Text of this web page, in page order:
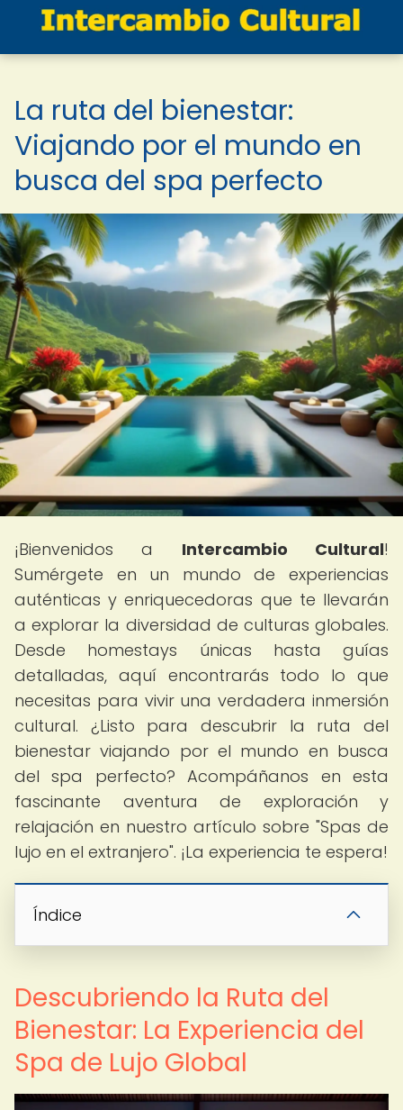
La ruta del bienestar:
Viajando por el mundo en
busca del spa perfecto
¡Bienvenidos a Intercambio Cultural!
Sumérgete en un mundo de experiencias
auténticas y enriquecedoras que te llevarán
a explorar la diversidad de culturas globales.
Desde homestays únicas hasta guías
detalladas, aquí encontrarás todo lo que
necesitas para vivir una verdadera inmersión
cultural. ¿Listo para descubrir la ruta del
bienestar viajando por el mundo en busca
del spa perfecto? Acompáñanos en esta
fascinante aventura de exploración y
relajación en nuestro artículo sobre "Spas de
lujo en el extranjero". ¡La experiencia te espera!
Índice
Descubriendo la Ruta del
Bienestar: La Experiencia del
Spa de Lujo Global